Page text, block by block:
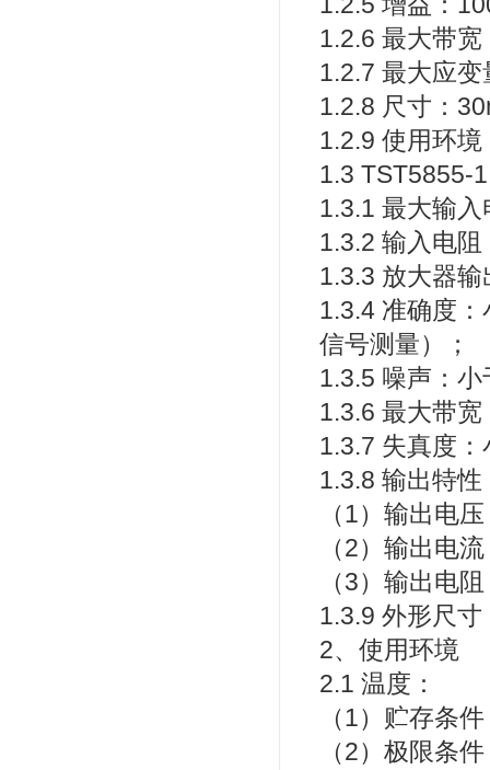
1.2.6 最大带
1.2.7 最大应
1.2.8 尺寸：
1.2.9 使用环
1.3 TST5855-
1.3.1 最大输
1.3.2 输入电
1.3.3 放大器
1.3.4 准确度
信号测量）；
1.3.5 噪声：
1.3.6 最大带
1.3.7 失真度
1.3.8 输出特性
（1）输出电
（2）输出电
（3）输出电
1.3.9 外形尺
2、使用环境
2.1 温度：
（1）贮存条
（2）极限条